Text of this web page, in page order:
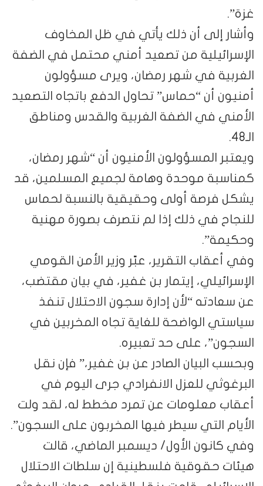
غزة”.
وأشار إلى أن ذلك يأتي في ظل المخاوف
الإسرائيلية من تصعيد أمني محتمل في الضفة
الغربية في شهر رمضان، ويرى مسؤولون
أمنيون أن “حماس” تحاول الدفع باتجاه التصعيد
الأمني في الضفة الغربية والقدس ومناطق
الـ48.
ويعتبر المسؤولون الأمنيون أن “شهر رمضان،
كمناسبة موحدة وهامة لجميع المسلمين، قد
يشكل فرصة أولى وحقيقية بالنسبة لحماس
للنجاح في ذلك إذا لم نتصرف بصورة مهنية
وحكيمة”.
وفي أعقاب التقرير، عبّر وزير الأمن القومي
الإسرائيلي، إيتمار بن غفير، في بيان مقتضب،
عن سعادته “لأن إدارة سجون الاحتلال تنفذ
سياستي الواضحة للغاية تجاه المخربين في
السجون”، على حد تعبيره.
وبحسب البيان الصادر عن بن غفير،” فإن نقل
البرغوثي للعزل الانفرادي جرى اليوم في
أعقاب معلومات عن تمرد مخطط له، لقد ولت
الأيام التي سيطر فيها المخربون على السجون”.
وفي كانون الأول/ ديسمبر الماضي، قالت
هيئات حقوقية فلسطينية إن سلطات الاحتلال